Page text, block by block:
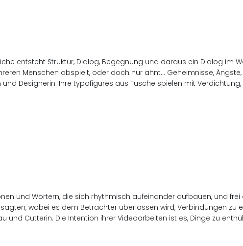
entsteht Struktur, Dialog, Begegnung und daraus ein Dialog im
Menschen abspielt, oder doch nur ahnt... Geheimnisse,
Designerin. Ihre typofigures aus Tusche spielen mit
und Wörtern, die sich rhythmisch aufeinander aufbauen, und
wobei es dem Betrachter überlassen wird, Verbindungen zu
und Cutterin. Die Intention ihrer Videoarbeiten ist es, Dinge zu